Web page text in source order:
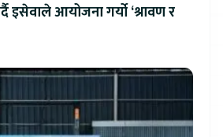
इसेवाले आयोजना गर्यो ‘श्रावण र